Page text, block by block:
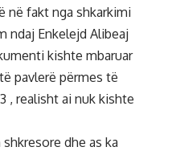
në fakt nga shkarkimi
ndaj Enkelejd Alibeaj
kishte mbaruar
pavlerë përmes të
, realisht ai nuk kishte
dhe as ka